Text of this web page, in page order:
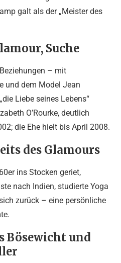
galt als der „Meister des
Suche
– mit
und dem Model Jean
Liebe seines Lebens“
O’Rourke, deutlich
die Ehe hielt bis April 2008.
des Glamours
ins Stocken geriet,
nach Indien, studierte Yoga
zurück – eine persönliche
Bösewicht und